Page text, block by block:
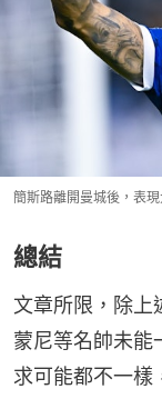
簡斯路離開曼城後，表
總結
文章所限，除上
蒙尼等名帥未能
求可能都不一樣